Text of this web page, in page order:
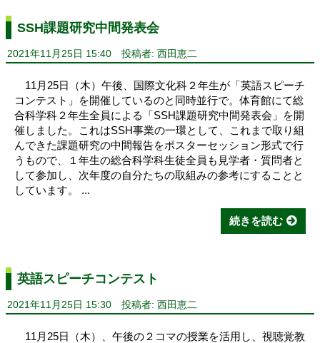
SSH課題研究中間発表会
2021年11月25日 15:40 投稿者: 西田恵二
11月25日（木）午後、国際文化科２年生が「英語スピーチ
コンテスト」を開催しているのと同時並行で。体育館にて総
合科学科２年生全員による「SSH課題研究中間発表会」を開
催しました。これはSSH事業の一環として、これまで取り組
んできた課題研究の中間報告をポスターセッション形式で行
うもので、１年生の総合科学科生徒全員も見学者・質問者と
して参加し、次年度の自分たちの取組みの参考にすることと
しています。 ...
続きを読む
英語スピーチコンテスト
2021年11月25日 15:30 投稿者: 西田恵二
11月25日（木）、午後の２コマの授業を活用し、視聴覚教